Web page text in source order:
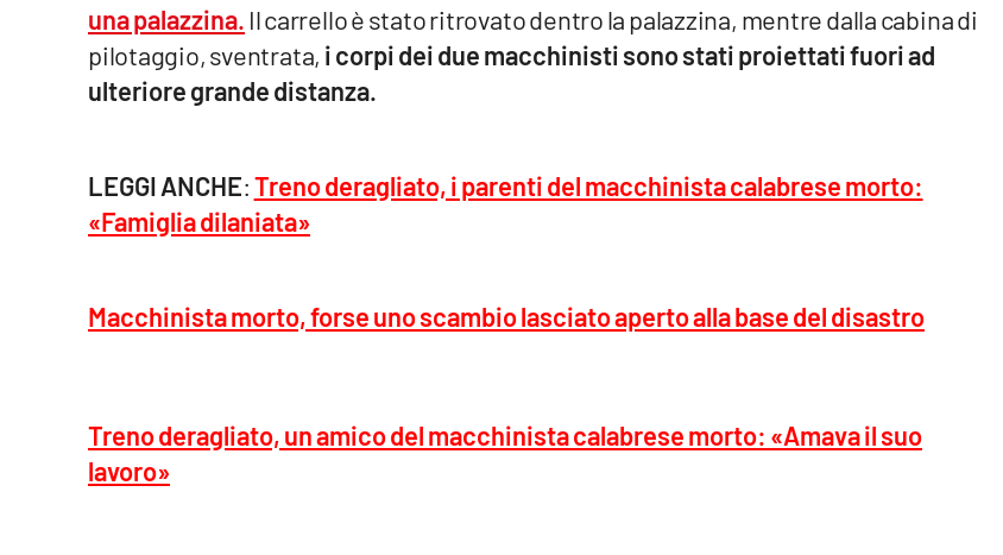
Calabriavisione
una palazzina. Il carrello è stato ritrovato dentro la palazzina, mentre dalla cabina di
pilotaggio, sventrata, i corpi dei due macchinisti sono stati proiettati fuori ad
ulteriore grande distanza.
LEGGI ANCHE:Treno deragliato, i parenti del macchinista calabrese morto:
«Famiglia dilaniata»
Macchinista morto, forse uno scambio lasciato aperto alla base del disastro
Treno deragliato, un amico del macchinista calabrese morto: «Amava il suo
lavoro»